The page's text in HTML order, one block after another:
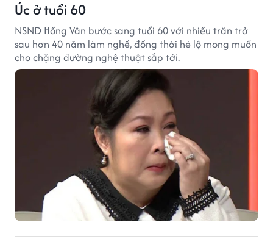
Úc ở tuổi 60
NSND Hồng Vân bước sang tuổi 60 với nhiều trăn trở
sau hơn 40 năm làm nghề, đồng thời hé lộ mong muốn
cho chặng đường nghệ thuật sắp tới.